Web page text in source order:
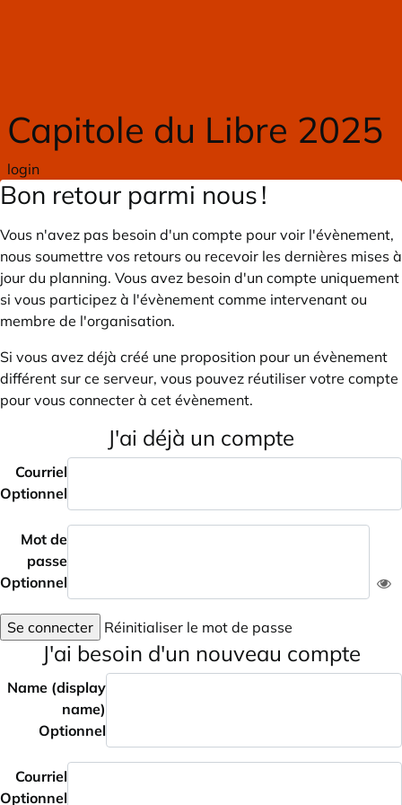
Capitole du Libre 2025
login
Bon retour parmi nous !
Vous n'avez pas besoin d'un compte pour voir l'évènement,
nous soumettre vos retours ou recevoir les dernières mises à
jour du planning. Vous avez besoin d'un compte uniquement
si vous participez à l'évènement comme intervenant ou
membre de l'organisation.
Si vous avez déjà créé une proposition pour un évènement
différent sur ce serveur, vous pouvez réutiliser votre compte
pour vous connecter à cet évènement.
J'ai déjà un compte
Courriel
Optionnel
Mot de
passe
Optionnel
Se connecter Réinitialiser le mot de passe
J'ai besoin d'un nouveau compte
Name (display
name)
Optionnel
Courriel
Optionnel